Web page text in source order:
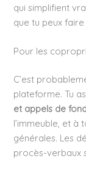
qui simplifient
que tu peux
Pour les
C’est
plateforme. Tu
et appels de
l’immeuble, et à
générales. Les
procès-verbaux